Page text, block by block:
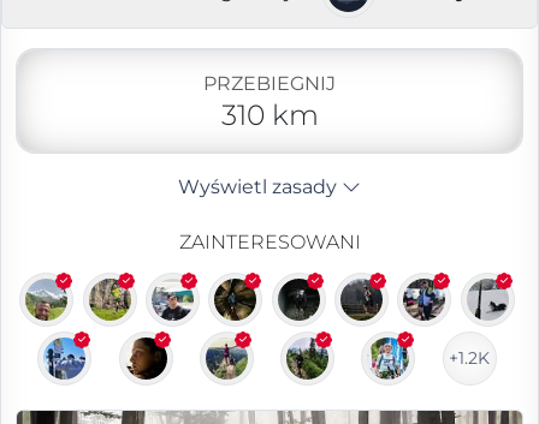
PRZEBIEGNIJ
310 km
Wyświetl zasady
ZAINTERESOWANI
+1.2K